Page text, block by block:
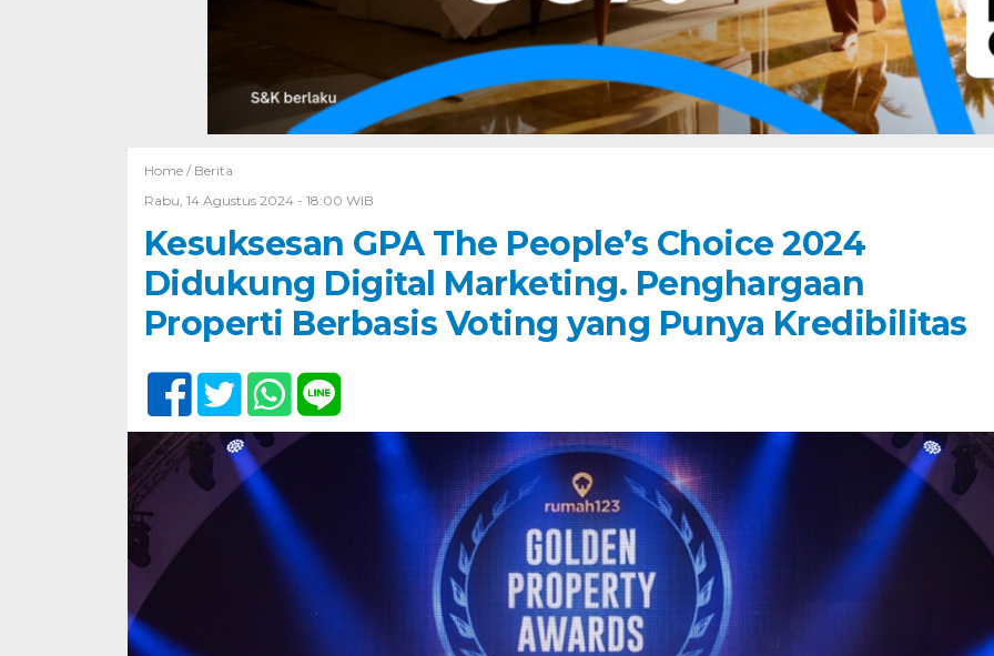
Home / Berita
Rabu, 14 Agustus 2024 - 18:00 WIB
Kesuksesan GPA The People’s Choice 2024
Didukung Digital Marketing. Penghargaan
Properti Berbasis Voting yang Punya Kredibilitas